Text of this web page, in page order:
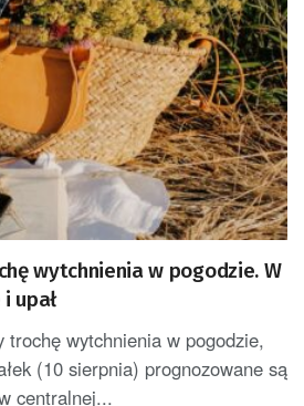
wytchnienia w pogodzie. W
upał
trochę wytchnienia w pogodzie,
(10 sierpnia) prognozowane są
centralnej...